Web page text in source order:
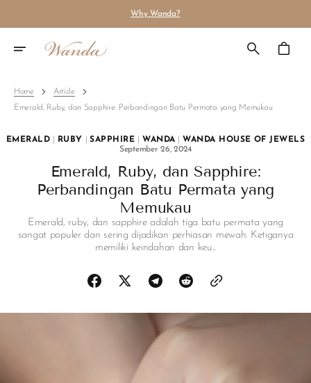
Content
Why Wanda?
Cart
Home
Article
Emerald, Ruby, dan Sapphire: Perbandingan Batu Permata yang Memukau
EMERALD RUBY SAPPHIRE WANDA
WANDA HOUSE OF JEWELS
September 26, 2024
Emerald, Ruby, dan Sapphire:
Perbandingan Batu Permata yang
Memukau
Emerald, ruby, dan sapphire adalah tiga batu permata yang
sangat populer dan sering dijadikan perhiasan mewah. Ketiganya
memiliki keindahan dan keu...